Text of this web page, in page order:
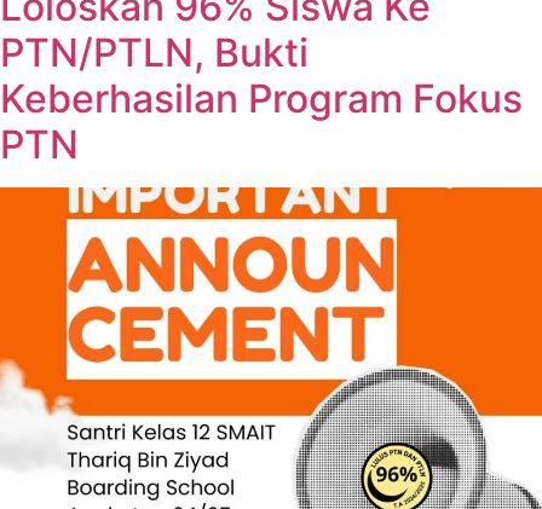
PTN/PTLN, Bukti
Keberhasilan Program Fokus
PTN